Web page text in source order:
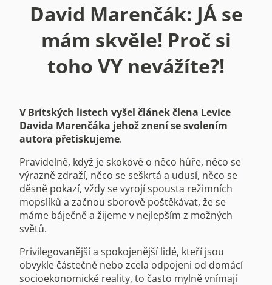
David Marenčák: JÁ se
mám skvěle! Proč si
toho VY nevážíte?!
V Britských listech vyšel článek člena Levice
Davida Marenčáka jehož znení se svolením
autora přetiskujeme.
Pravidelně, když je skokově o něco hůře, něco se
výrazně zdraží, něco se seškrtá a udusí, něco se
děsně pokazí, vždy se vyrojí spousta režimních
mopslíků a začnou sborově poštěkávat, že se
máme báječně a žijeme v nejlepším z možných
světů.
Privilegovanější a spokojenější lidé, kteří jsou
obvykle částečně nebo zcela odpojeni od domácí
socioekonomické reality, to často mylně vnímají